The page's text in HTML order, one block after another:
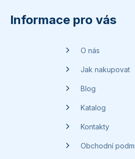
Informace pro vás
O nás
Jak nakupovat
Blog
Katalog
Kontakty
Obchodní